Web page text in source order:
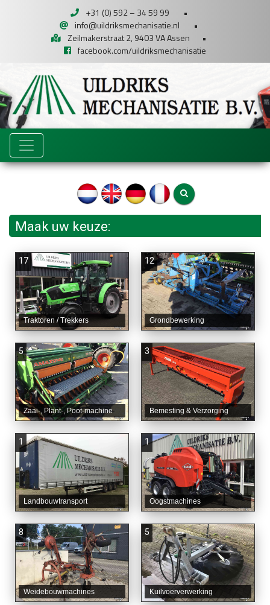
+31 (0) 592 – 34 59 99
•
info@uildriksmechanisatie.nl
•
Zeilmakerstraat 2, 9403 VA Assen
•
facebook.com/uildriksmechanisatie
Maak uw keuze:
17
Traktoren / Trekkers
12
Grondbewerking
5
Zaai-, Plant-, Poot-machine
3
Bemesting & Verzorging
1
Landbouwtransport
1
Oogstmachines
8
Weidebouwmachines
5
Kuilvoerverwerking